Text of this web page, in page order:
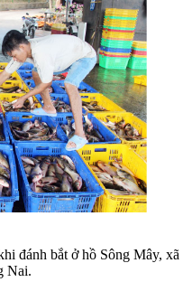
đánh bắt ở hồ Sông Mây, xã
Nai.